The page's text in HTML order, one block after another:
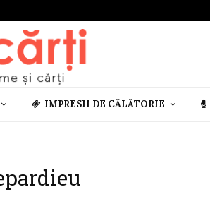
IMPRESII DE CĂLĂTORIE